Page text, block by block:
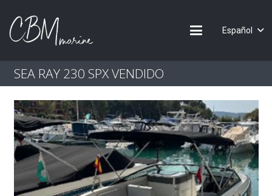
Español
SEA RAY 230 SPX VENDIDO